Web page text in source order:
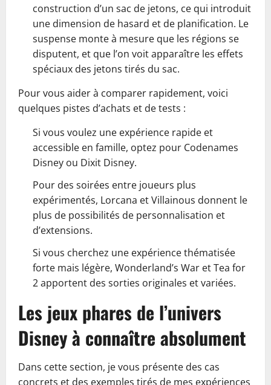
construction d’un sac de jetons, ce qui introduit
une dimension de hasard et de planification. Le
suspense monte à mesure que les régions se
disputent, et que l’on voit apparaître les effets
spéciaux des jetons tirés du sac.
Pour vous aider à comparer rapidement, voici
quelques pistes d’achats et de tests :
Si vous voulez une expérience rapide et
accessible en famille, optez pour Codenames
Disney ou Dixit Disney.
Pour des soirées entre joueurs plus
expérimentés, Lorcana et Villainous donnent le
plus de possibilités de personnalisation et
d’extensions.
Si vous cherchez une expérience thématisée
forte mais légère, Wonderland’s War et Tea for
2 apportent des sorties originales et variées.
Les jeux phares de l’univers
Disney à connaître absolument
Dans cette section, je vous présente des cas
concrets et des exemples tirés de mes expériences